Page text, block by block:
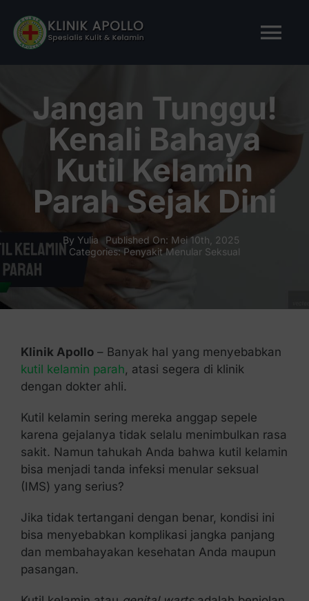
content
TENTANG KAMI
LAYANAN KAMI
Tanya Apollo
Jangan Tunggu!
Kenali Bahaya
Kutil Kelamin
Parah Sejak Dini
By Yulia
Published On: Mei 10th, 2025
Categories: Penyakit Menular Seksual
Klinik Apollo– Banyak hal yang menyebabkan
kutil kelamin parah, atasi segera di klinik
dengan dokter ahli.
Kutil kelamin sering mereka anggap sepele
karena gejalanya tidak selalu menimbulkan rasa
sakit. Namun tahukah Anda bahwa kutil kelamin
bisa menjadi tanda infeksi menular seksual
(IMS) yang serius?
Jika tidak tertangani dengan benar, kondisi ini
bisa menyebabkan komplikasi jangka panjang
dan membahayakan kesehatan Anda maupun
pasangan.